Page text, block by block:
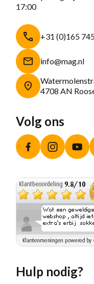
17:00
+31 (0)165
info@mag.nl
4708 AN
Volg ons
Facebook
Hulp nodig?